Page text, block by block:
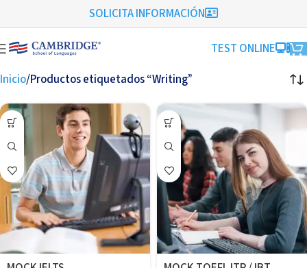
SOLICITA INFORMACIÓN
TEST ONLINE
Inicio Productos etiquetados “Writing”